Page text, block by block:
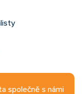
společně s námi